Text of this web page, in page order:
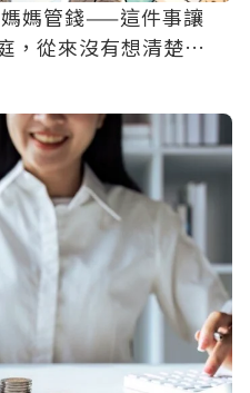
媽媽管錢——這件事讓
，從來沒有想清楚
你怎麼挑老公，而是
財務底線